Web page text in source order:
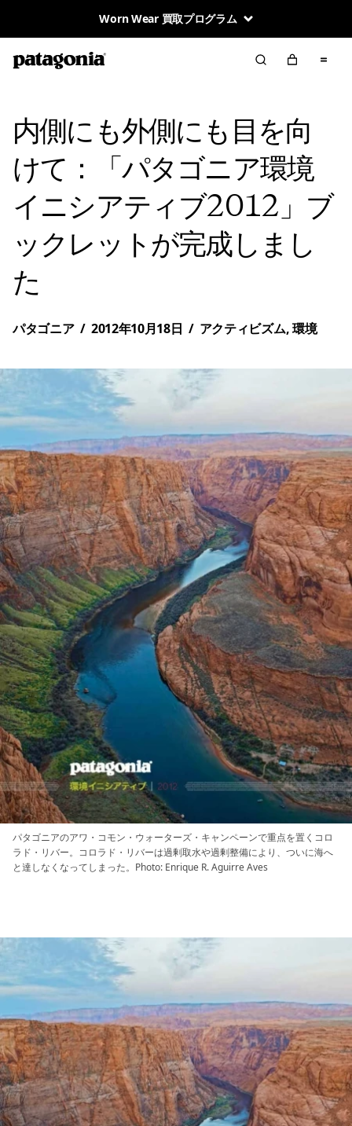
Worn Wear 買取プログラム
内側にも外側にも目を向
けて：「パタゴニア環境
イニシアティブ2012」ブ
ックレットが完成しまし
た
パタゴニア / 2012年10月18日 / アクティビズム,環境
パタゴニアのアワ・コモン・ウォーターズ・キャンペーンで重点を置くコロ
ラド・リバー。コロラド・リバーは過剰取水や過剰整備により、ついに海へ
と達しなくなってしまった。Photo: Enrique R. Aguirre Aves